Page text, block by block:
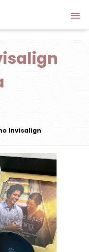
Invisalign